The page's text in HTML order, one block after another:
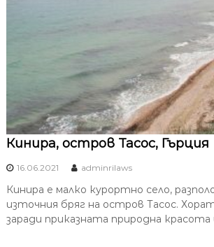
Кинира, остров Тасос, Гърция
16.06.2021 adminrilaws
Кинира е малко курортно село,
източния бряг на остров Тасос.
заради приказната природна красота